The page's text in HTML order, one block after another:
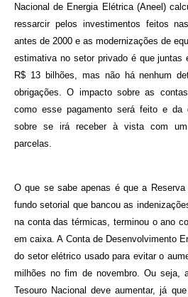
Nacional de Energia Elétrica (Aneel)
ressarcir pelos investimentos feitos
antes de 2000 e as modernizações de
estimativa no setor privado é que juntas
R$ 13 bilhões, mas não há nenhum
obrigações. O impacto sobre as
como esse pagamento será feito e da
sobre se irá receber à vista com
parcelas.
O que se sabe apenas é que a Reserva
fundo setorial que bancou as
na conta das térmicas, terminou o ano
em caixa. A Conta de Desenvolvimento
do setor elétrico usado para evitar o
milhões no fim de novembro. Ou seja,
Tesouro Nacional deve aumentar, já